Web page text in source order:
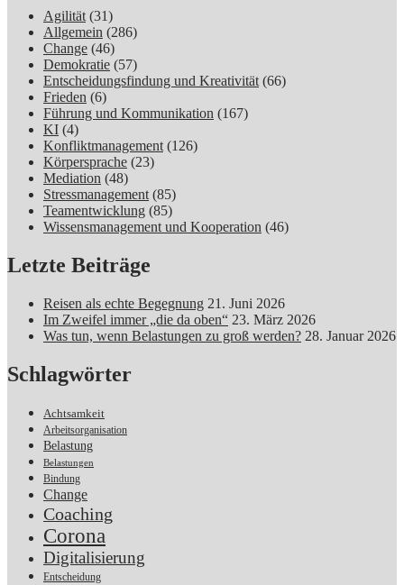
Agilität(31)
Allgemein (286)
Change (46)
Demokratie (57)
Entscheidungsfindung und Kreativität(66)
Frieden (6)
Führung und Kommunikation (167)
KI (4)
Konfliktmanagement(126)
Körpersprache (23)
Mediation (48)
Stressmanagement(85)
Teamentwicklung (85)
Wissensmanagement und Kooperation (46)
Letzte Beiträge
Reisen als echte Begegnung 21. Juni 2026
Im Zweifel immer „die da oben“ 23. März 2026
Was tun, wenn Belastungen zu groß werden? 28. Januar 2026
Schlagwörter
Achtsamkeit
Arbeitsorganisation
Belastung
Belastungen
Bindung
Change
Coaching
Corona
Digitalisierung
Entscheidung